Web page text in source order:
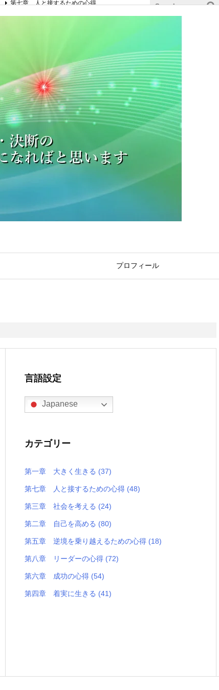
プロフィール
第七章 人と接するための心得
言語設定
Japanese
カテゴリー
第一章 大きく生きる (37)
第七章 人と接するための心得 (48)
第三章 社会を考える (24)
第二章 自己を高める (80)
第五章 逆境を乗り越えるための心得 (18)
第八章 リーダーの心得 (72)
第六章 成功の心得 (54)
第四章 着実に生きる (41)